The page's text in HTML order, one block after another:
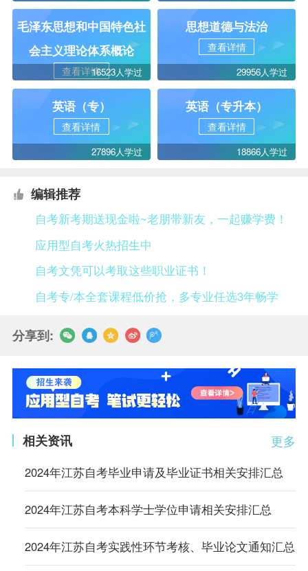
毛泽东思想和中国特色社
会主义理论体系概论
查看详情16523人学过
思想道德与法治
查看详情
29956人学过
英语（专）
查看详情
27896人学过
英语（专升本）
查看详情
18866人学过
编辑推荐
自考新考期送现金啦~老朋带新友，一起赚学费！
应用型自考火热招生中
自考文凭可以考取这些职业证书！
自考专/本全套课程低价抢，多专业任选3年畅学
分享到:
更多
相关资讯
2024年江苏自考毕业申请及毕业证书相关安排汇总
2024年江苏自考本科学士学位申请相关安排汇总
2024年江苏自考实践性环节考核、毕业论文通知汇总